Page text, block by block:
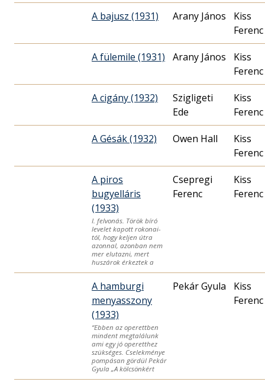
A bajusz (1931) Arany János
Kiss
Ferenc
A fülemile (1931) Arany János
Kiss
Ferenc
A cigány (1932)
Szigligeti
Ede
Kiss
Ferenc
A Gésák (1932) Owen Hall
Kiss
Ferenc
A piros
bugyelláris
(1933)
I. felvonás. Török bíró
levelet kapott rokonai-
tól, hogy keljen útra
azonnal, azonban nem
mer elutazni, mert
huszárok érkeztek a
Csepregi
Ferenc
Kiss
Ferenc
A hamburgi
menyasszony
(1933)
“Ebben az operettben
mindent megtalálunk
ami egy jó operetthez
szükséges. Cselekménye
pompásan gördül Pekár
Gyula „A kölcsönkért
Pekár Gyula
Kiss
Ferenc